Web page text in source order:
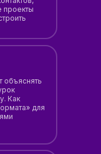
проекты
объяснять
Как
для